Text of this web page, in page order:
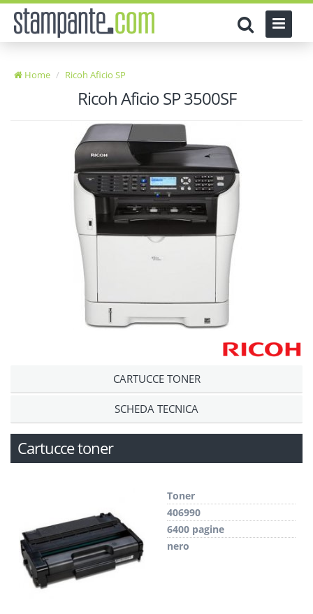
Home Ricoh Aficio SP
Ricoh Aficio SP 3500SF
CARTUCCE TONER
SCHEDA TECNICA
Cartucce toner
Toner
406990
6400 pagine
nero